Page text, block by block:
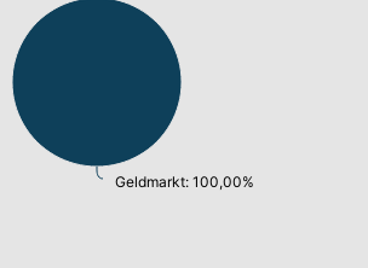
Geldmarkt: 100,00%